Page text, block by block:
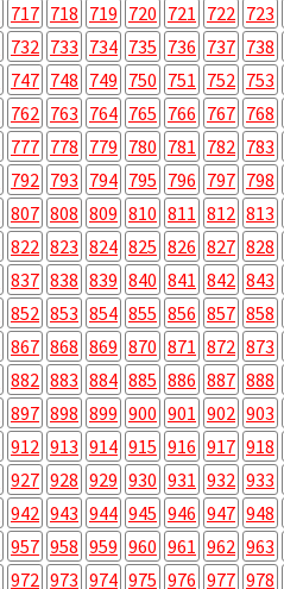
717 718 719 720 721 722 723
732 733 734 735 736 737 738
747 748 749 750 751 752 753
762 763 764 765 766 767 768
777 778 779 780 781 782 783
792 793 794 795 796 797 798
807 808 809 810 811 812 813
822 823 824 825 826 827 828
837 838 839 840 841 842 843
852 853 854 855 856 857 858
867 868 869 870 871 872 873
882 883 884 885 886 887 888
897 898 899 900 901 902 903
912 913 914 915 916 917 918
927 928 929 930 931 932 933
942 943 944 945 946 947 948
957 958 959 960 961 962 963
972 973 974 975 976 977 978